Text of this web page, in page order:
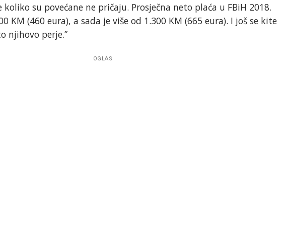
su povećane ne pričaju. Prosječna neto plaća u FBiH 2018.
KM (460 eura), a sada je više od 1.300 KM (665 eura). I još se kite
njihovo perje.”
OGLAS